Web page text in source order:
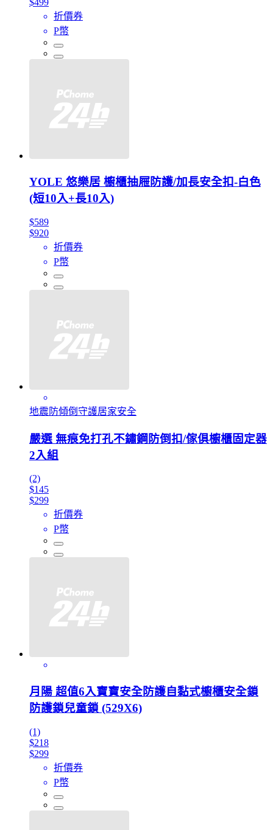
折價券
P幣
YOLE 悠樂居 櫥櫃抽屜防護/加長安全扣-白色
(短10入+長10入)
$589
$920
折價券
P幣
地震防傾倒守護居家安全
嚴選 無痕免打孔不鏽鋼防倒扣/傢俱櫥櫃固定器
2入組
(2)
$145
$299
折價券
P幣
月陽 超值6入寶寶安全防護自黏式櫥櫃安全鎖
防護鎖兒童鎖 (529X6)
(1)
$218
$299
折價券
P幣